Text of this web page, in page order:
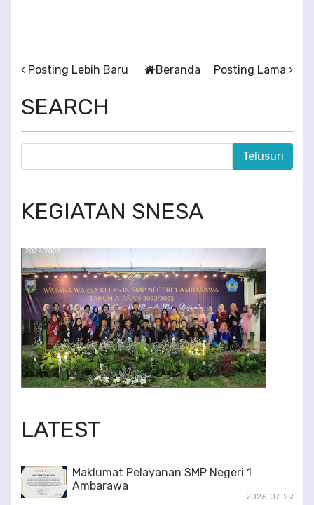
Posting Lebih Baru Posting Lama
Beranda
SEARCH
KEGIATAN SNESA
2022/2023
LATEST
Maklumat Pelayanan SMP Negeri 1
Ambarawa
2026-07-29